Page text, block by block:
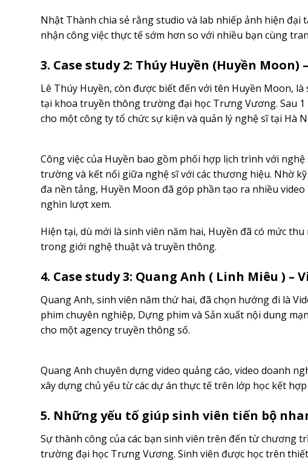
Nhật Thành chia sẻ rằng studio và lab nhiếp ảnh hiện
nhận công việc thực tế sớm hơn so với nhiều bạn cùng
3. Case study 2: Thúy Huyền (Huyền
Lê Thúy Huyền, còn được biết đến với tên Huyền Moon,
tại khoa truyền thông trường đại học Trưng Vương. Sau
cho một công ty tổ chức sự kiện và quản lý nghệ sĩ tại Hà
Công việc của Huyền bao gồm phối hợp lịch trình với
trường và kết nối giữa nghệ sĩ với các thương hiệu. Nhờ
đa nền tảng, Huyền Moon đã góp phần tạo ra nhiều
nghìn lượt xem.
Hiện tại, dù mới là sinh viên năm hai, Huyền đã có mức
trong giới nghệ thuật và truyền thông.
4. Case study 3: Quang Anh ( Linh Miêu )
Quang Anh, sinh viên năm thứ hai, đã chọn hướng đi là
phim chuyên nghiệp, Dựng phim và Sản xuất nội dung
cho một agency truyền thông số.
Quang Anh chuyên dựng video quảng cáo, video doanh
xây dựng chủ yếu từ các dự án thực tế trên lớp học kết
5. Những yếu tố giúp sinh viên tiến bộ
Sự thành công của các bạn sinh viên trên đến từ chương
trường đại học Trưng Vương. Sinh viên được học trên